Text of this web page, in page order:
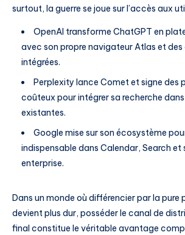
surtout, la guerre se joue sur l’accès aux
OpenAI transforme ChatGPT en
avec son propre navigateur Atlas et
intégrées.
Perplexity lance Comet et signe des
coûteux pour intégrer sa recherche
existantes.
Google mise sur son écosystème
indispensable dans Calendar, Search et
enterprise.
Dans un monde où différencier par la pure
devient plus dur, posséder le canal de
final constitue le véritable avantage